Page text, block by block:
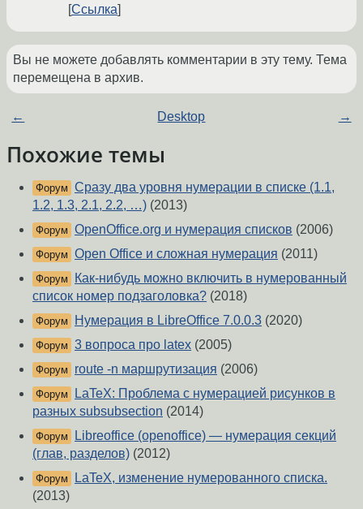
Ссылка
Вы не можете добавлять комментарии в эту тему. Тема
перемещена в архив.
← Desktop →
Похожие темы
Форум Сразу два уровня нумерации в списке (1.1,
1.2, 1.3, 2.1, 2.2, …) (2013)
Форум OpenOffice.org и нумерация списков (2006)
Форум Open Office и сложная нумерация (2011)
Форум
Как-нибудь можно включить в нумерованный
список номер подзаголовка? (2018)
Форум Нумерация в LibreOffice 7.0.0.3 (2020)
Форум 3 вопроса про latex (2005)
Форум route -n маршрутизация (2006)
Форум
LaTeX: Проблема с нумерацией рисунков в
разных subsubsection (2014)
Форум
Libreoffice (openoffice) — нумерация секций
(глав, разделов) (2012)
Форум
LaTeX, изменение нумерованного списка.
(2013)